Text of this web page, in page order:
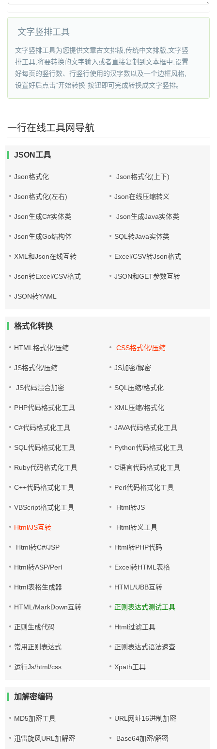
文字竖排工具
文字竖排工具为您提供文章古文排版,传统中文排版,文字竖
排工具,将要转换的文字输入或者直接复制到文本框中,设置
好每页的竖行数、行竖行使用的汉字数以及一个边框风格,
设置好后点击“开始转换”按钮即可完成转换成文字竖排。
一行在线工具网导航
JSON工具
Json格式化 Json格式化(上下)
Json格式化(左右) Json在线压缩转义
Json生成C#实体类 Json生成Java实体类
Json生成Go结构体 SQL转Java实体类
XML和Json在线互转 Excel/CSV转Json格式
Json转Excel/CSV格式 JSON和GET参数互转
JSON转YAML
格式化转换
HTML格式化/压缩 CSS格式化/压缩
JS格式化/压缩 JS加密/解密
JS代码混合加密 SQL压缩/格式化
PHP代码格式化工具 XML压缩/格式化
C#代码格式化工具 JAVA代码格式化工具
SQL代码格式化工具 Python代码格式化工具
Ruby代码格式化工具 C语言代码格式化工具
C++代码格式化工具 Perl代码格式化工具
VBScript格式化工具 Html转JS
Html/JS互转 Html转义工具
Html转C#/JSP Html转PHP代码
Html转ASP/Perl Excel转HTML表格
Html表格生成器 HTML/UBB互转
HTML/MarkDown互转 正则表达式测试工具
正则生成代码 Html过滤工具
常用正则表达式 正则表达式语法速查
运行Js/html/css Xpath工具
加解密编码
MD5加密工具 URL网址16进制加密
迅雷旋风URL加解密 Base64加密/解密